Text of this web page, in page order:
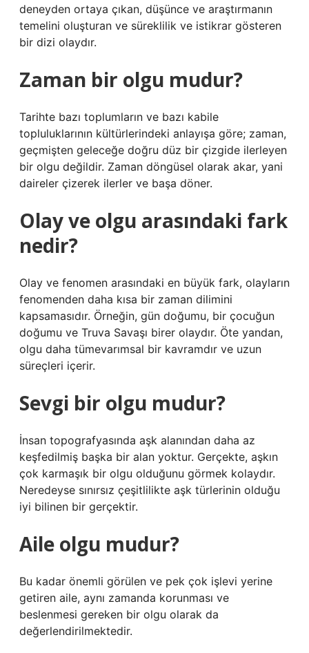
deneyden ortaya çıkan, düşünce ve araştırmanın
temelini oluşturan ve süreklilik ve istikrar gösteren
bir dizi olaydır.
Zaman bir olgu mudur?
Tarihte bazı toplumların ve bazı kabile
topluluklarının kültürlerindeki anlayışa göre; zaman,
geçmişten geleceğe doğru düz bir çizgide ilerleyen
bir olgu değildir. Zaman döngüsel olarak akar, yani
daireler çizerek ilerler ve başa döner.
Olay ve olgu arasındaki fark
nedir?
Olay ve fenomen arasındaki en büyük fark, olayların
fenomenden daha kısa bir zaman dilimini
kapsamasıdır. Örneğin, gün doğumu, bir çocuğun
doğumu ve Truva Savaşı birer olaydır. Öte yandan,
olgu daha tümevarımsal bir kavramdır ve uzun
süreçleri içerir.
Sevgi bir olgu mudur?
İnsan topografyasında aşk alanından daha az
keşfedilmiş başka bir alan yoktur. Gerçekte, aşkın
çok karmaşık bir olgu olduğunu görmek kolaydır.
Neredeyse sınırsız çeşitlilikte aşk türlerinin olduğu
iyi bilinen bir gerçektir.
Aile olgu mudur?
Bu kadar önemli görülen ve pek çok işlevi yerine
getiren aile, aynı zamanda korunması ve
beslenmesi gereken bir olgu olarak da
değerlendirilmektedir.